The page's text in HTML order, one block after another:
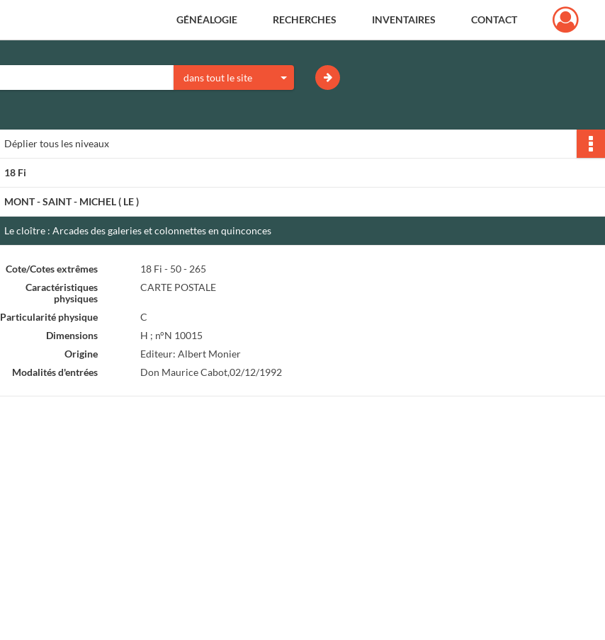
GÉNÉALOGIE RECHERCHES INVENTAIRES CONTACT
dans tout le site
Dépliertous les niveaux
18 Fi
MONT - SAINT - MICHEL ( LE )
Le cloître : Arcades des galeries et colonnettes en quinconces
Cote/Cotes extrêmes
18 Fi - 50 - 265
Caractéristiques
physiques
CARTE POSTALE
Particularité physique
C
Dimensions
H ; n°N 10015
Origine
Editeur: Albert Monier
Modalités d'entrées
Don Maurice Cabot,02/12/1992